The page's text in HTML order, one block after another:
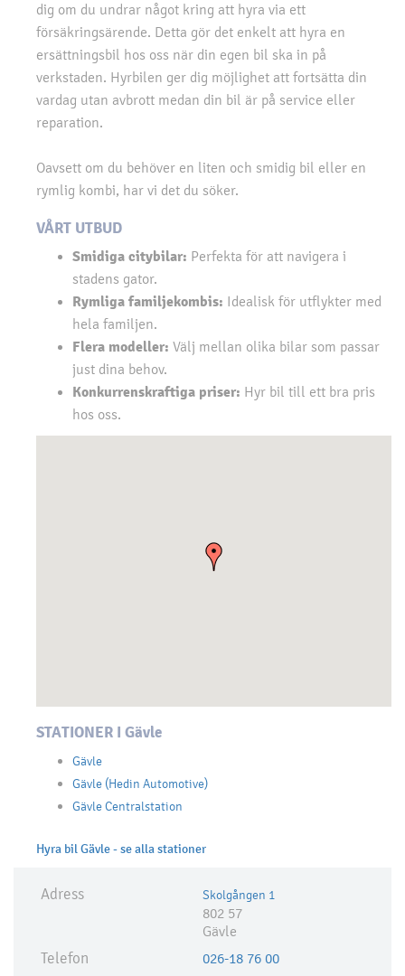
dig om du undrar något kring att hyra via ett
försäkringsärende. Detta gör det enkelt att hyra en
ersättningsbil hos oss när din egen bil ska in på
verkstaden. Hyrbilen ger dig möjlighet att fortsätta din
vardag utan avbrott medan din bil är på service eller
reparation.
Oavsett om du behöver en liten och smidig bil eller en
rymlig kombi, har vi det du söker.
VÅRT UTBUD
Smidiga citybilar: Perfekta för att navigera i
stadens gator.
Rymliga familjekombis: Idealisk för utflykter med
hela familjen.
Flera modeller: Välj mellan olika bilar som passar
just dina behov.
Konkurrenskraftiga priser: Hyr bil till ett bra pris
hos oss.
STATIONER I Gävle
Gävle
Gävle (Hedin Automotive)
Gävle Centralstation
Hyra bil Gävle - se alla stationer
Adress Skolgången 1
802 57
Gävle
Telefon 026-18 76 00